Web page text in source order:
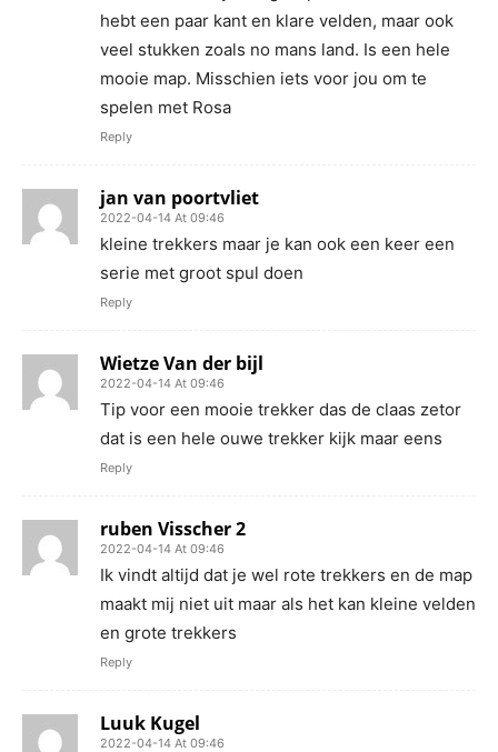
hebt een paar kant en klare velden, maar ook
veel stukken zoals no mans land. Is een hele
mooie map. Misschien iets voor jou om te
spelen met Rosa
Reply
jan van poortvliet
2022-04-14 At 09:46
kleine trekkers maar je kan ook een keer een
serie met groot spul doen
Reply
Wietze Van der bijl
2022-04-14 At 09:46
Tip voor een mooie trekker das de claas zetor
dat is een hele ouwe trekker kijk maar eens
Reply
ruben Visscher 2
2022-04-14 At 09:46
Ik vindt altijd dat je wel rote trekkers en de map
maakt mij niet uit maar als het kan kleine velden
en grote trekkers
Reply
Luuk Kugel
2022-04-14 At 09:46